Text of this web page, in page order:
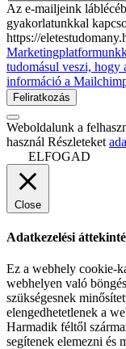
Az e-mailjeink
gyakorlatunkkal
https://
tudomásul veszi,
információ a
Weboldalunk a
használ Részleteket
ELFOGAD
Close
Adatkezelési
Ez a webhely cookie-
webhelyen való
szükségesnek
elengedhetetlenek a
Harmadik féltől
segítenek elemezni és